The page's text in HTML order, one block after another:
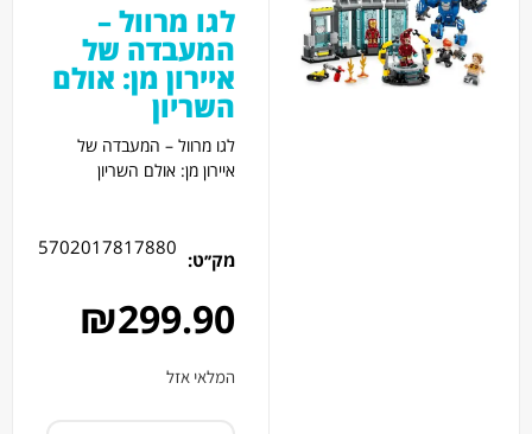
לגו מרוול –
המעבדה של
איירון מן: אולם
השריון
לגו מרוול – המעבדה של
איירון מן: אולם השריון
מק׳׳ט:
5702017817880
₪299.90
המלאי אזל